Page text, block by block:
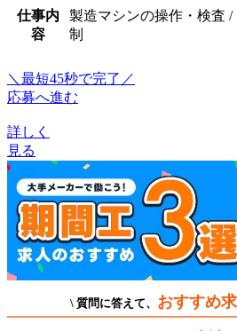
仕事内
容
製造マシンの操作・検査
制
＼最短45秒で完了／
応募へ進む
詳しく
見る
\ 質問に答えて、 おすすめ